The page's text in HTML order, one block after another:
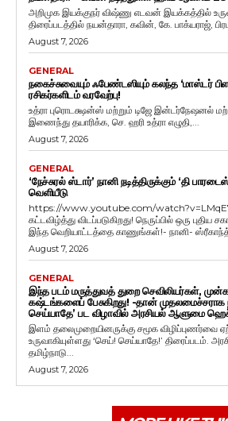
அறிமுக இயக்குநர் விஷ்ணு எடவன் இயக்கத்தில்
திரைப்படத்தில் நயன்தாரா, கவின், கே. பாக்யராஜ், பிரபு,
August 7, 2026
GENERAL
நகைச்சுவையும் ஃபேண்டஸியும் கலந்த ‘மாஸ்டர்
ரசிகர்களிடம் வரவேற்பு!
உத்ரா புரொடக்ஷன்ஸ் மற்றும் டிஜே இன்டர்நேஷனல்
இணைந்து தயாரிக்க, செ. ஹரி உத்ரா எழுதி,...
August 7, 2026
GENERAL
‘நேச்சுரல் ஸ்டார்’ நானி நடித்திருக்கும் ‘தி
வெளியீடு
https://www.youtube.com/
கட்டவிழ்த்து விடப்படுகிறது! நெருப்பில் ஒரு புதிய
இந்த வெறியாட்டத்தை காணுங்கள்!- நானி- ஸ்ரீகாந்த்
August 7, 2026
GENERAL
இந்த படம் மருத்துவத் துறை செவிலியர்கள்,
கஷ்டங்களைப் பேசுகிறது! -தான் முதலமைச்சராக
செய்யாதே’ பட விழாவில் அரசியல் ஆளுமை ஹெச்
இளம் தலைமுறையினருக்கு சமூக விழிப்புணர்வை
உருவாகியுள்ளது ‘செய்! செய்யாதே!’ திரைப்படம்.
தமிழ்நாடு...
August 7, 2026